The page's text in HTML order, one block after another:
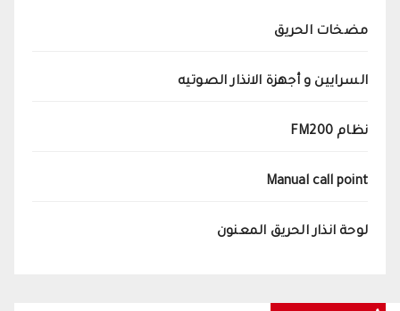
مضخات الحريق
السرايين و أجهزة الانذار الصوتيه
نظام FM200
Manual call point
لوحة انذار الحريق المعنون